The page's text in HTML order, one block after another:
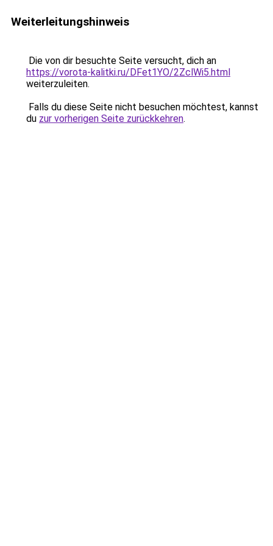
Weiterleitungshinweis
Die von dir besuchte Seite versucht, dich an
https://vorota-kalitki.ru/DFet1YO/2ZclWi5.html
weiterzuleiten.
Falls du diese Seite nicht besuchen möchtest, kannst
du zur vorherigen Seite zurückkehren.